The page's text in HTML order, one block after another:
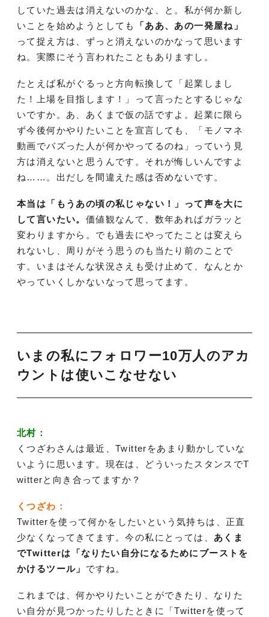
していた過去は消えないのかな、と。私が何か新し
いことを始めようとしても
「ああ、あの一発屋ね」
って捉え方は、ずっと消えないのかなって思います
ね。実際にそう言われたこともありますし。
たとえば私がぐるっと方向転換して「起業しまし
た！上場を目指します！」って言ったとするじゃな
いですか。あ、あくまで仮の話ですよ。起業に限ら
ず今後何かやりたいことを宣言しても、「モノマネ
動画でバズった人が何かやってるのね」っていう見
方は消えないと思うんです。それが悔しいんですよ
ね……。出だしを間違えた感は否めないです。
本当は「もうあの頃の私じゃない！」って声を大に
して言いたい。 価値観なんて、数年あればガラッと
変わりますから。でも過去にやってたことは変えら
れないし、周りがそう思うのも当たり前のことで
す。いまはそんな状況さえも受け止めて、なんとか
やっていくしかないなって思ってます。
いまの私にフォロワー10万人のアカ
ウントは使いこなせない
北村：
くつざわさんは最近、Twitterをあまり動かしていな
いように思います。現在は、どういったスタンスでT
witterと向き合ってますか？
くつざわ：
Twitterを使って何かをしたいという気持ちは、正直
少なくなってきてます。今の私にとっては、 あくま
でTwitterは「なりたい自分になるためにブーストを
かけるツール」 ですね。
これまでは、何かやりたいことができたり、なりた
い自分が見つかったりしたときに「Twitterを使って